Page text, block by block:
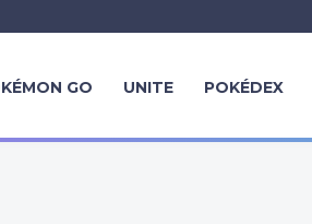
GO UNITE POKÉDEX